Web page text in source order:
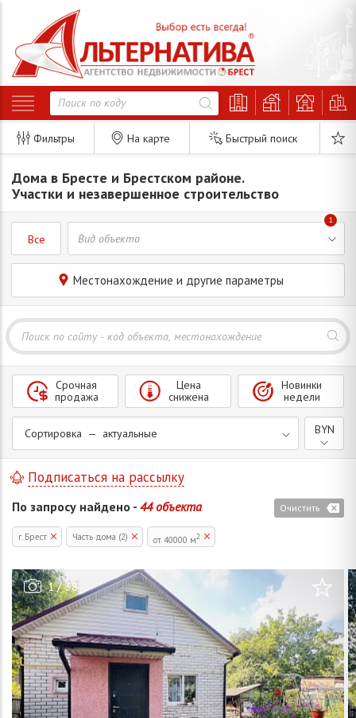
Фильтры На карте Быстрый поиск
Дома в Бресте и Брестском районе.
Участки и незавершенное строительство
Все
1
Местонахождение и другие параметры
Сортировка — актуальные
Срочная
продажа
Цена
снижена
Новинки
недели
BYN
По запросу найдено - 44 объекта Очистить
Подписаться на рассылку
г. Брест Часть дома (2) от 40000 м2
1/38